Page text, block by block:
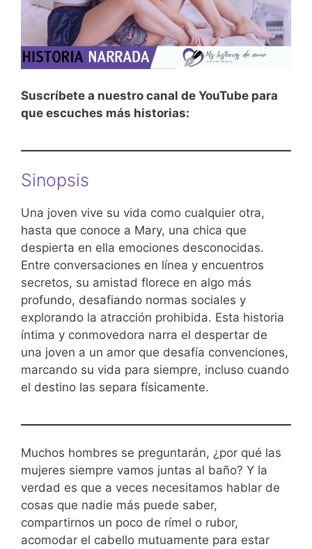
Suscríbete a nuestro canal de YouTube para
que escuches más historias:
Sinopsis
Una joven vive su vida como cualquier otra,
hasta que conoce a Mary, una chica que
despierta en ella emociones desconocidas.
Entre conversaciones en línea y encuentros
secretos, su amistad florece en algo más
profundo, desafiando normas sociales y
explorando la atracción prohibida. Esta historia
íntima y conmovedora narra el despertar de
una joven a un amor que desafía convenciones,
marcando su vida para siempre, incluso cuando
el destino las separa físicamente.
Muchos hombres se preguntarán, ¿por qué las
mujeres siempre vamos juntas al baño? Y la
verdad es que a veces necesitamos hablar de
cosas que nadie más puede saber,
compartirnos un poco de rímel o rubor,
acomodar el cabello mutuamente para estar